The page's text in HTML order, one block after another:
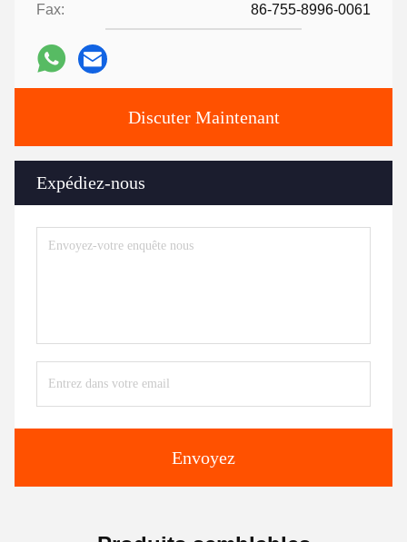
Fax: 86-755-8996-0061
Discuter Maintenant
Expédiez-nous
Envoyez